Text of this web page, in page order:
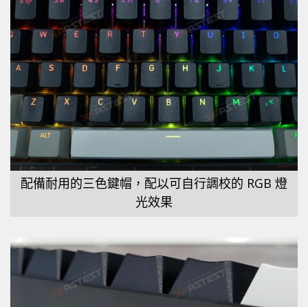
配備耐用的三色鍵帽，配以可自行調校的 RGB 燈
光效果